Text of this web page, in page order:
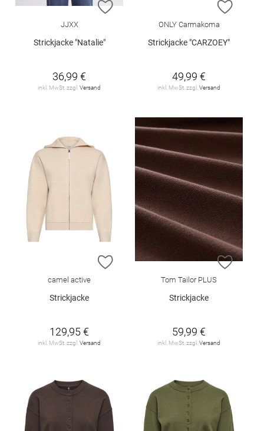
ZUR WUNSCHLISTE HINZUFÜGEN
JJXX
Strickjacke "Natalie"
36,99 €
inkl. MwSt. zzgl. Versand
ZUR
ONLY Carmakoma
Strickjacke "CARZOEY"
49,99 €
inkl. MwSt. zzgl. Versand
ZUR WUNSCHLISTE HINZUFÜGEN
camel active
Strickjacke
129,95 €
inkl. MwSt. zzgl. Versand
ZUR
Tom Tailor PLUS
Strickjacke
59,99 €
inkl. MwSt. zzgl. Versand